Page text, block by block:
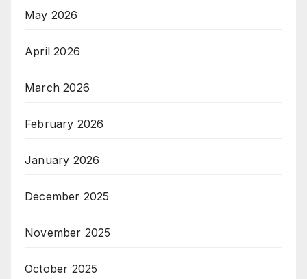
May 2026
April 2026
March 2026
February 2026
January 2026
December 2025
November 2025
October 2025